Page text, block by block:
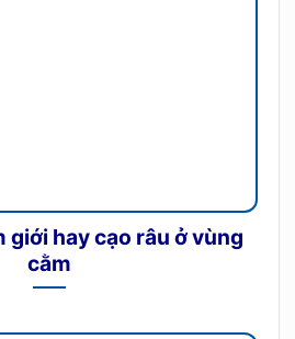
giới hay cạo râu ở vùng
cằm